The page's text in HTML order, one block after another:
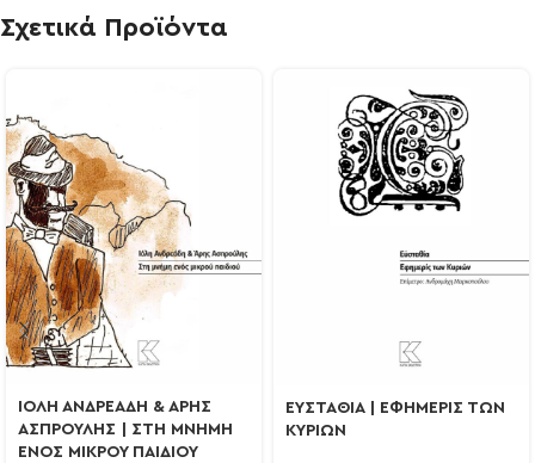
Σχετικά Προϊόντα
ΙΟΛΗ ΑΝΔΡΕΑΔΗ & ΑΡΗΣ
ΑΣΠΡΟΥΛΗΣ | ΣΤΗ ΜΝΗΜΗ
ΕΝΟΣ ΜΙΚΡΟΥ ΠΑΙΔΙΟΥ
ΕΥΣΤΑΘΙΑ | ΕΦΗΜΕΡΙΣ ΤΩΝ
ΚΥΡΙΩΝ